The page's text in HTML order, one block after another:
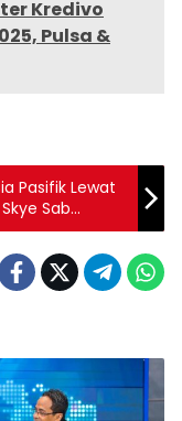
Kredivo
Pulsa &
Pasifik Lewat
Sab